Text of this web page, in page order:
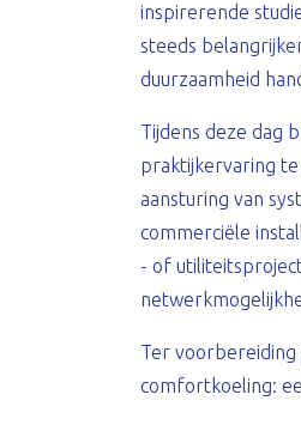
inspirerende
steeds
duurzaamheid
Tijdens deze dag
praktijkervaring te
aansturing van
commerciële
- of
Ter voorbereiding
comfortkoeling: